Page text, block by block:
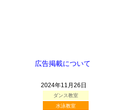
広告掲載について
2024年11月26日
ダンス教室
水泳教室